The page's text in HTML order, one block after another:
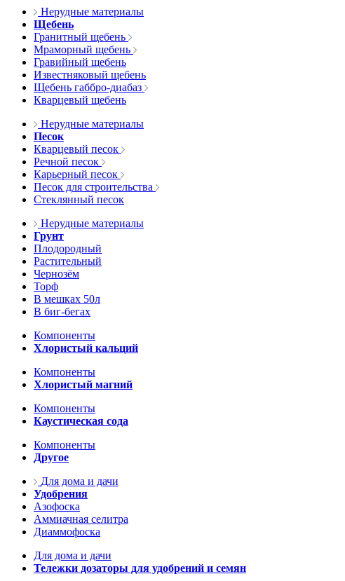
Нерудные материалы
Щебень
Гранитный щебень
Мраморный щебень
Гравийный щебень
Известняковый щебень
Щебень габбро-диабаз
Кварцевый щебень
Нерудные материалы
Песок
Кварцевый песок
Речной песок
Карьерный песок
Песок для строительства
Стеклянный песок
Нерудные материалы
Грунт
Плодородный
Растительный
Чернозём
Торф
В мешках 50л
В биг-бегах
Компоненты
Хлористый кальций
Компоненты
Хлористый магний
Компоненты
Каустическая сода
Компоненты
Другое
Для дома и дачи
Удобрения
Азофоска
Аммиачная селитра
Диаммофоска
Для дома и дачи
Тележки дозаторы для удобрений и семян